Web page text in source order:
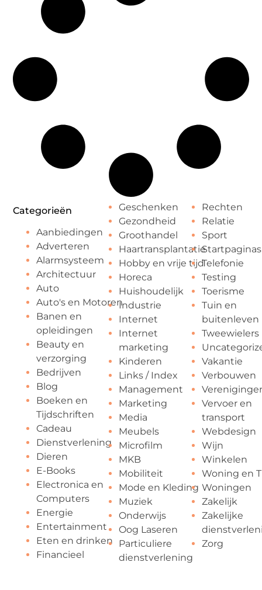
Categorieën
Aanbiedingen
Adverteren
Alarmsysteem
Architectuur
Auto
Auto's en Motoren
Banen en
opleidingen
Beauty en
verzorging
Bedrijven
Blog
Boeken en
Tijdschriften
Cadeau
Dienstverlening
Dieren
E-Books
Electronica en
Computers
Energie
Entertainment
Eten en drinken
Financieel
Geschenken
Gezondheid
Groothandel
Haartransplantatie
Hobby en vrije tijd
Horeca
Huishoudelijk
Industrie
Internet
Internet
marketing
Kinderen
Links / Index
Management
Marketing
Media
Meubels
Microfilm
MKB
Mobiliteit
Mode en Kleding
Muziek
Onderwijs
Oog Laseren
Particuliere
dienstverlening
Rechten
Relatie
Sport
Startpaginas
Telefonie
Testing
Toerisme
Tuin en
buitenleven
Tweewielers
Vakantie
Verbouwen
Vervoer en
transport
Webdesign
Wijn
Winkelen
Woning en
Woningen
Zakelijk
Zakelijke
Zorg